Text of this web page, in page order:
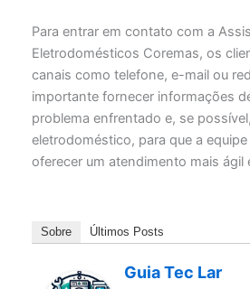
Para entrar em contato com a
Eletrodomésticos Coremas, os
canais como telefone, e-mail ou
importante fornecer informações
problema enfrentado e, se
eletrodoméstico, para que a
oferecer um atendimento mais ágil
Sobre Últimos Posts
Guia Tec Lar